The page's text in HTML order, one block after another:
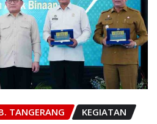
TANGERANG KEGIATAN